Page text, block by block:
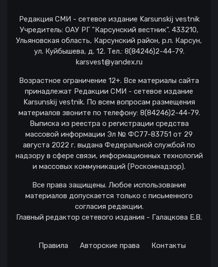
Редакция СМИ - сетевое издание Karsunskij vestnik
Учредитель: ОАУ РГ "Карсунский вестник". 433210,
Ульяновская область, Карсунский район, р.п. Карсун,
ул. Куйбышева, д. 12. Тел.: 8(84246)2-44-79.
karsvest@yandex.ru
Возрастное ограничение 12+. Все материалы сайта
принадлежат Редакции СМИ - сетевое издание
Karsunskij vestnik. По всем вопросам размещения
материалов звоните по телефону: 8(84246)2-44-79.
Выписка из реестра о регистрации средства
массовой информации Эл № ФС77-83751 от 29
августа 2022 г. выдана Федеральной службой по
надзору в сфере связи, информационных технологий
и массовых коммуникаций (Роскомнадзор).
Все права защищены. Любое использование
материалов допускается только с письменного
согласия редакции.
Главный редактор сетевого издания - Галацкова Е.В.
Правила Авторские права Контакты